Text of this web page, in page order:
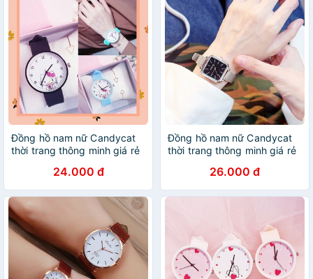
Đồng hồ nam nữ Candycat
thời trang thông minh giá rẻ
24.000 đ
Đồng hồ nam nữ Candycat
thời trang thông minh giá rẻ
26.000 đ